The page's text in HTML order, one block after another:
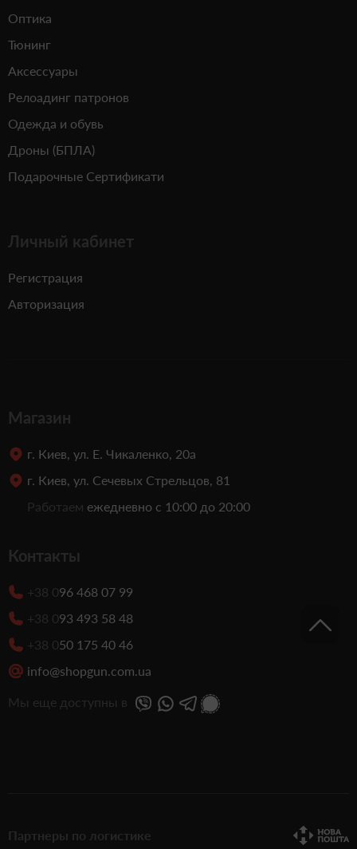
Оптика
Тюнинг
Аксессуары
Релоадинг патронов
Одежда и обувь
Дроны (БПЛА)
Подарочные Сертификати
Личный кабинет
Регистрация
Авторизация
Магазин
г. Киев, ул. Е. Чикаленко, 20а
г. Киев, ул. Сечевых Стрельцов, 81
Работаем ежедневно с 10:00 до 20:00
Контакты
+38 096 468 07 99
+38 093 493 58 48
+38 050 175 40 46
info@shopgun.com.ua
Мы еще доступны в
Партнеры по логистике